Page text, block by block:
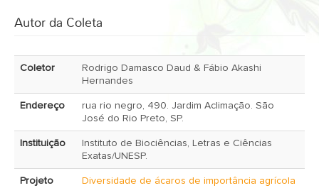
Autor da Coleta
Coletor
Rodrigo Damasco Daud & Fábio Akashi
Hernandes
Endereço
rua rio negro, 490. Jardim Aclimação. São
José do Rio Preto, SP.
Instituição
Instituto de Biociências, Letras e Ciências
Exatas/UNESP.
Projeto
Diversidade de ácaros de importância agrícola